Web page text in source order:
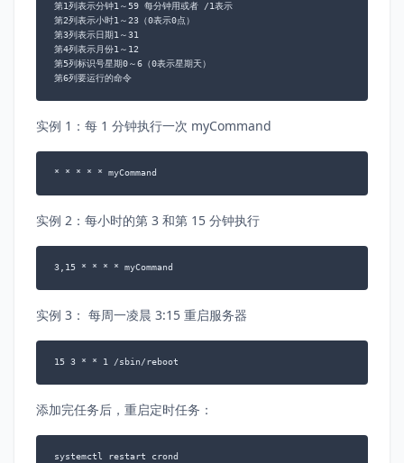
第1列表示分钟1～59 每分钟用或者 /1表示
第2列表示小时1～23（0表示0点）
第3列表示日期1～31
第4列表示月份1～12
第5列标识号星期0～6（0表示星期天）
第6列要运行的命令
实例 1：每 1 分钟执行一次 myCommand
* * * * * myCommand
实例 2：每小时的第 3 和第 15 分钟执行
3,15 * * * * myCommand
实例 3： 每周一凌晨 3:15 重启服务器
15 3 * * 1 /sbin/reboot
添加完任务后，重启定时任务：
systemctl restart crond